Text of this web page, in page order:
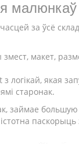
за ўсё
макет,
логікай, якая
старонак.
займае
паскорыць